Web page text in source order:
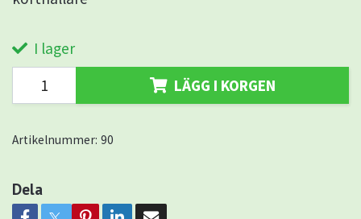
I lager
LÄGG I KORGEN
Artikelnummer: 90
Dela